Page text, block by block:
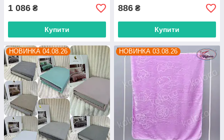
1 086 ₴
Купити
886 ₴
Купити
НОВИНКА 04.08.26 НОВИНКА 03.08.26